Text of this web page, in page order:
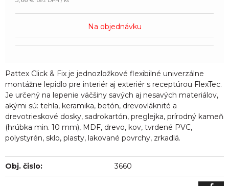
Na objednávku
Pattex Click & Fix je jednozložkové flexibilné univerzálne
montážne lepidlo pre interiér aj exteriér s receptúrou FlexTec.
Je určený na lepenie väčšiny savých aj nesavých materiálov,
akými sú: tehla, keramika, betón, drevovláknité a
drevotrieskové dosky, sadrokartón, preglejka, prírodný kameň
(hrúbka min. 10 mm), MDF, drevo, kov, tvrdené PVC,
polystyrén, sklo, plasty, lakované povrchy, zrkadlá.
Obj. čislo: 3660